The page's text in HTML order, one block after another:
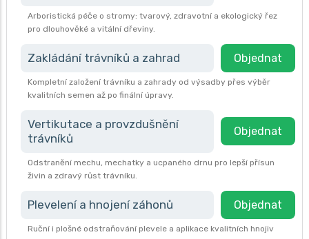
Arboristická péče o stromy: tvarový, zdravotní a ekologický řez
pro dlouhověké a vitální dřeviny.
Zakládání trávníků a zahrad Objednat
Kompletní založení trávníku a zahrady od výsadby přes výběr
kvalitních semen až po finální úpravy.
Vertikutace a provzdušnění
trávníků
Objednat
Odstranění mechu, mechatky a ucpaného drnu pro lepší přísun
živin a zdravý růst trávníku.
Plevelení a hnojení záhonů Objednat
Ruční i plošné odstraňování plevele a aplikace kvalitních hnojiv